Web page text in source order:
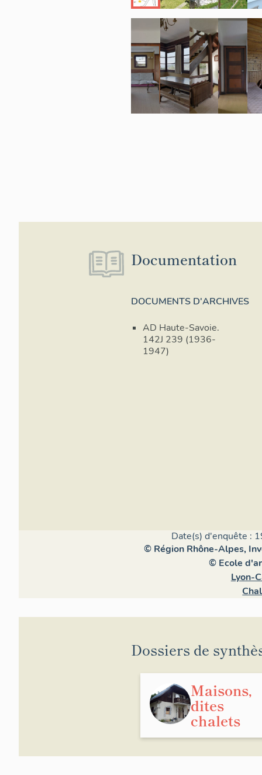
Documentation
DOCUMENTS D'ARCHIVES
AD Haute-Savoie.
142J 239 (1936-
1947)
Date(s) d'enquête :
© Région Rhône-Alpes,
© Ecole
Lyon-
Dossiers de
Maisons,
dites
chalets